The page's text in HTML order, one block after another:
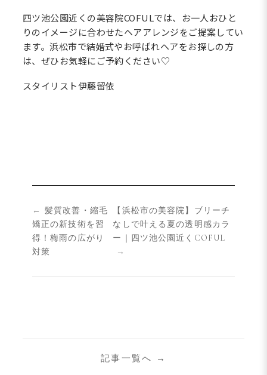
四ツ池公園近くの美容院COFULでは、お一人おひと
りのイメージに合わせたヘアアレンジをご提案してい
ます。浜松市で結婚式やお呼ばれヘアをお探しの方
は、ぜひお気軽にご予約ください♡
スタイリスト伊藤留依
← 髪質改善・縮毛
矯正の新技術を習
得！梅雨の広がり
対策
【浜松市の美容院】ブリーチ
なしで叶える夏の透明感カラ
ー｜四ツ池公園近くCOFUL
→
記事一覧へ →